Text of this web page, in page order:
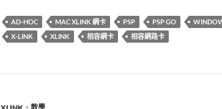
AD-HOC MAC XLINK 網卡 PSP PSP GO
X-LINK
XLINK 相容網卡 相容網路卡